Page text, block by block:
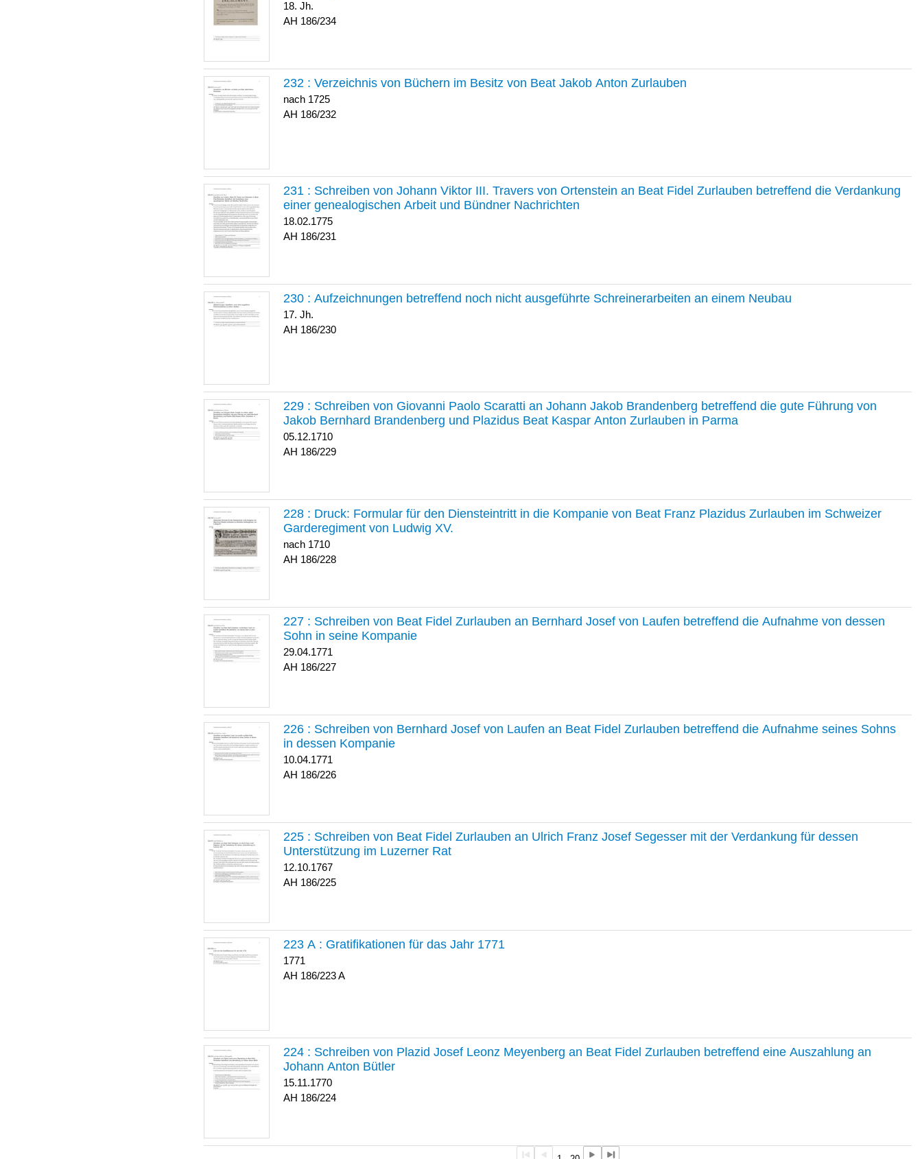
18. Jh.
186/234
232 : Verzeichnis von Büchern im Besitz von Beat Jakob Anton Zurlauben
nach 1725
186/232
231 : Schreiben von Johann Viktor III. Travers von Ortenstein an Beat Fidel Zurlauben betreffend die Verdankung
einer genealogischen Arbeit und Bündner Nachrichten
18.02.1775
186/231
230 : Aufzeichnungen betreffend noch nicht ausgeführte Schreinerarbeiten an einem Neubau
17. Jh.
186/230
229 : Schreiben von Giovanni Paolo Scaratti an Johann Jakob Brandenberg betreffend die gute Führung von
Jakob Bernhard Brandenberg und Plazidus Beat Kaspar Anton Zurlauben in Parma
05.12.1710
186/229
228 : Druck: Formular für den Diensteintritt in die Kompanie von Beat Franz Plazidus Zurlauben im Schweizer
Garderegiment von Ludwig XV.
nach 1710
186/228
227 : Schreiben von Beat Fidel Zurlauben an Bernhard Josef von Laufen betreffend die Aufnahme von dessen
Sohn in seine Kompanie
29.04.1771
186/227
226 : Schreiben von Bernhard Josef von Laufen an Beat Fidel Zurlauben betreffend die Aufnahme seines Sohns
in dessen Kompanie
10.04.1771
186/226
225 : Schreiben von Beat Fidel Zurlauben an Ulrich Franz Josef Segesser mit der Verdankung für dessen
Unterstützung im Luzerner Rat
12.10.1767
186/225
223 A : Gratifikationen für das Jahr 1771
1771
186/223 A
224 : Schreiben von Plazid Josef Leonz Meyenberg an Beat Fidel Zurlauben betreffend eine Auszahlung an
Johann Anton Bütler
15.11.1770
186/224